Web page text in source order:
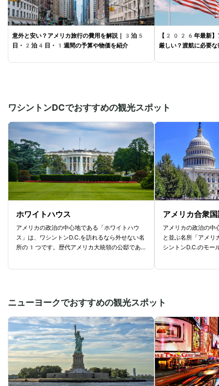
意外と安い？アメリカ旅行の費用を解説｜3泊5
日・2泊4日・1週間の予算や物価を紹介
【2026年最新】ア
厳しい？渡航に必要
ワシントンDCでおすすめの観光スポット
ホワイトハウス
アメリカの政治の中心地である「ホワイトハウ
ス」は、ワシントンD.C.を訪れるなら外せない名
所の1つです。歴代アメリカ大統領の公邸であ
ありましたが、再建時に真っ白に塗装されたこと
から「ホワイトハウス」と名付けられたと言われ
ています。映画やドラマにも頻繁に登場するた
め、一度は本物を見てみたいという人も多いでし
ょう。一般客が内部の見学をするのは難しいもの
の、年に何回かツアーが開催されるそうなので、
訪れる際にはチェックしてみてください。
アメリカ合衆
アメリカの政治の中
と並ぶ名所「アメリ
シントンD.C.のモー
予約がおすすめ。当
するのが良いでしょ
聞きながら、荘厳な
像が並ぶコレクショ
スポットを巡れます
ニューヨークでおすすめの観光スポット